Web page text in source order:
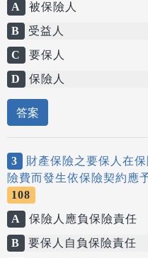
A
被保險人
B
受益人
C
要保人
D
保險人
答案
3
財產保險之要保人在
險費而發生依保險契約應
108
A
保險人應負保險責任
B
要保人自負保險責任